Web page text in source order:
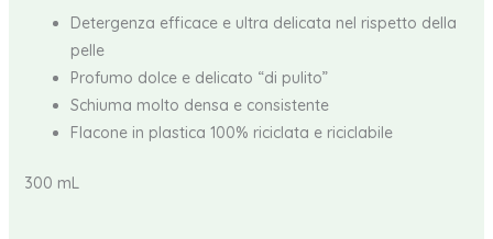
Sapone
Marsiglia
quantità
Detergenza efficace e ultra delicata nel rispetto della
pelle
Profumo dolce e delicato “di pulito”
Schiuma molto densa e consistente
Flacone in plastica 100% riciclata e riciclabile
300 mL